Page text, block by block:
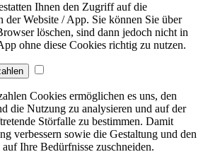
Ihnen den Zugriff auf die
der Website / App. Sie können Sie über
löschen, sind dann jedoch nicht in
ohne diese Cookies richtig zu nutzen.
Cookies ermöglichen es uns, den
die Nutzung zu analysieren und auf der
Störfalle zu bestimmen. Damit
verbessern sowie die Gestaltung und den
Ihre Bedürfnisse zuschneiden.